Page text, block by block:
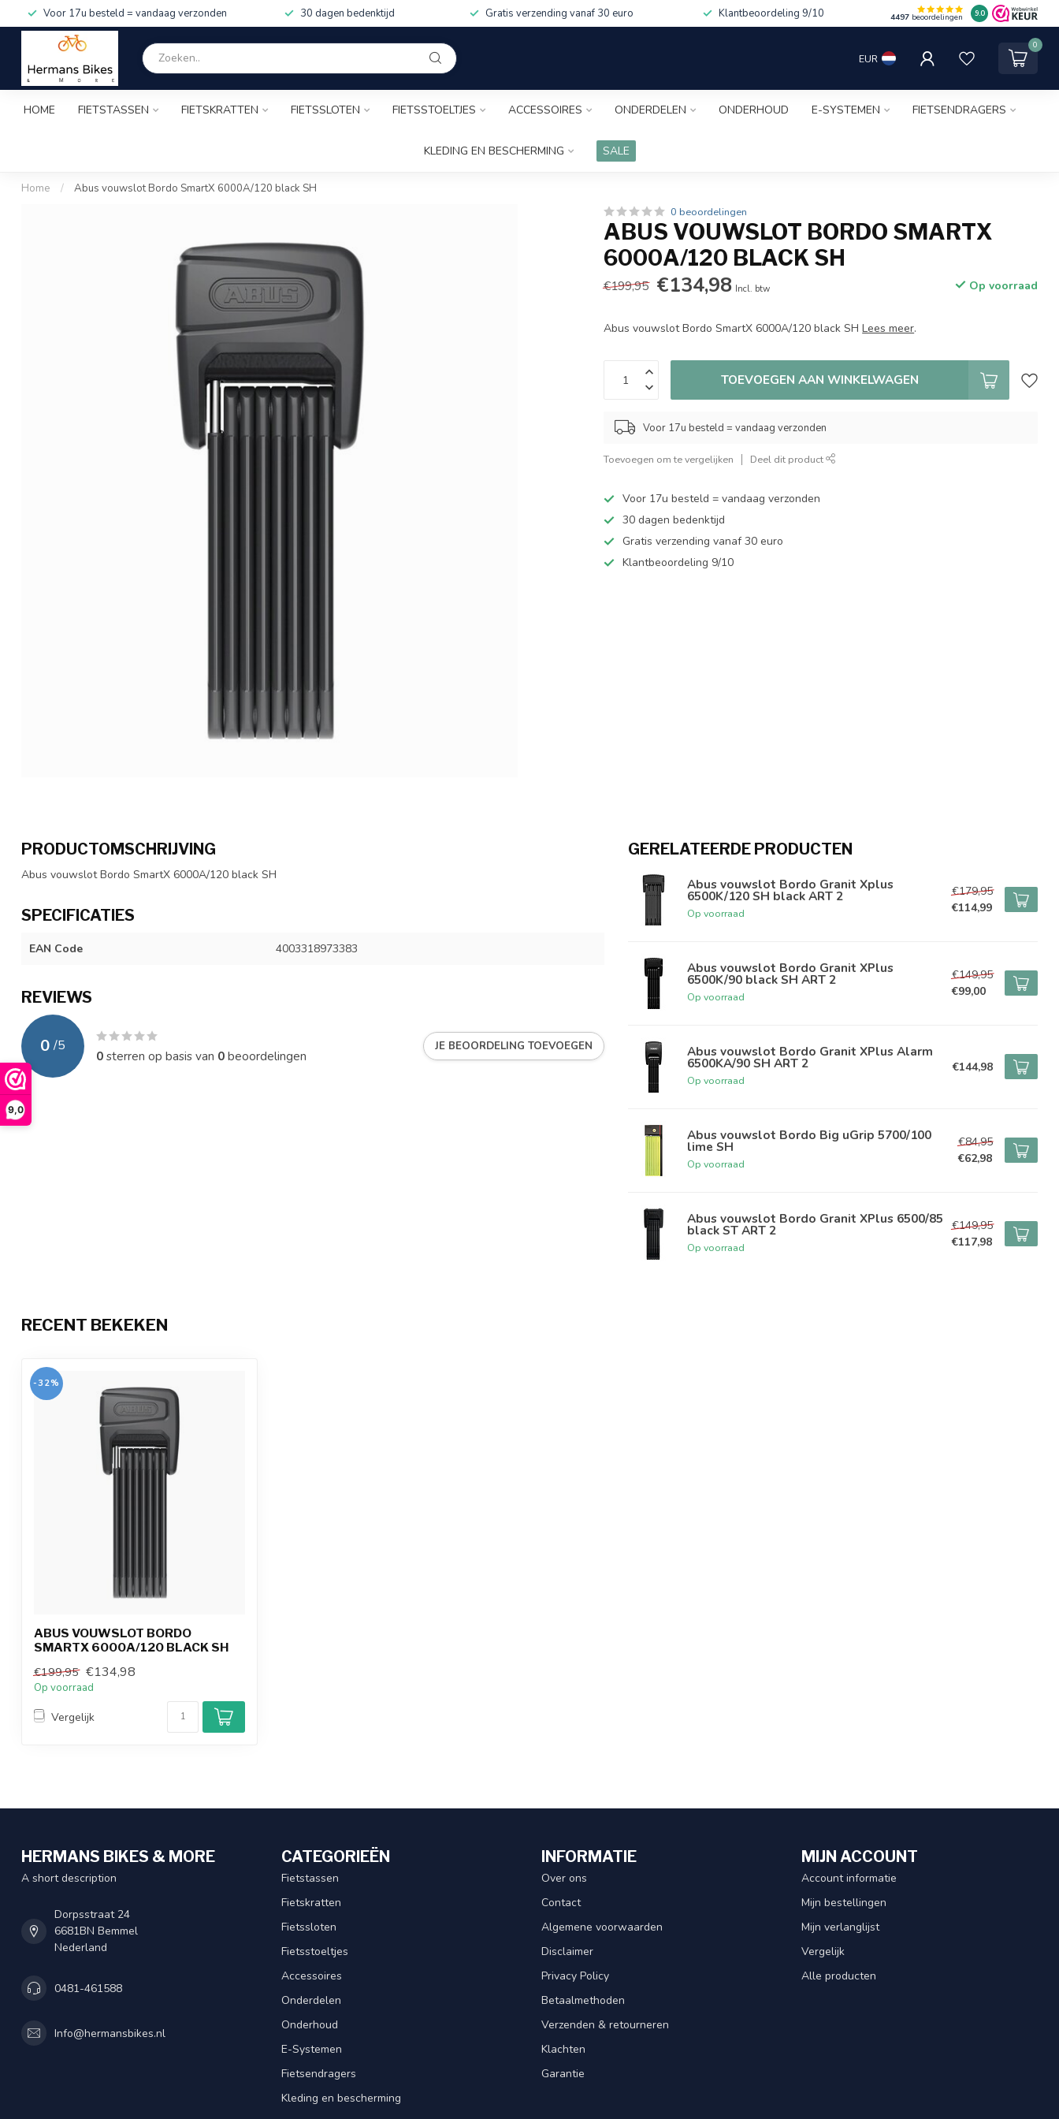
9,0
Voor 17u besteld = vandaag verzonden 30 dagen bedenktijd Gratis verzending vanaf 30 euro Klantbeoordeling 9/10 4497beoordelingen 9.0
EUR
0
HOME FIETSTASSEN FIETSKRATTEN FIETSSLOTEN FIETSSTOELTJES ACCESSOIRES ONDERDELEN ONDERHOUD E-SYSTEMEN FIETSENDRAGERS
KLEDING EN BESCHERMING SALE
Home / Abus vouwslot Bordo SmartX 6000A/120 black SH
0 beoordelingen
ABUS VOUWSLOT BORDO SMARTX
6000A/120 BLACK SH
€199,95 €134,98 Incl. btw Op voorraad
Abus vouwslot Bordo SmartX 6000A/120 black SHLees meer.
TOEVOEGEN AAN WINKELWAGEN
Voor 17u besteld = vandaag verzonden
Toevoegen om te vergelijken Deel dit product
Voor 17u besteld = vandaag verzonden
30 dagen bedenktijd
Gratis verzending vanaf 30 euro
Klantbeoordeling 9/10
PRODUCTOMSCHRIJVING
Abus vouwslot Bordo SmartX 6000A/120 black SH
SPECIFICATIES
EAN Code 4003318973383
REVIEWS
0 /5
0sterren op basis van 0beoordelingen
JE BEOORDELING TOEVOEGEN
GERELATEERDE PRODUCTEN
Abus vouwslot Bordo Granit Xplus
6500K/120 SH black ART 2
Op voorraad
€179,95
€114,99
Abus vouwslot Bordo Granit XPlus
6500K/90 black SH ART 2
Op voorraad
€149,95
€99,00
Abus vouwslot Bordo Granit XPlus Alarm
6500KA/90 SH ART 2
Op voorraad
€144,98
Abus vouwslot Bordo Big uGrip 5700/100
lime SH
Op voorraad
€84,95
€62,98
Abus vouwslot Bordo Granit XPlus 6500/85
black ST ART 2
Op voorraad
€149,95
€117,98
RECENT BEKEKEN
-32%
ABUS VOUWSLOT BORDO
SMARTX 6000A/120 BLACK SH
€199,95 €134,98
Op voorraad
Vergelijk
HERMANS BIKES & MORE
A short description
Dorpsstraat 24
6681BN Bemmel
Nederland
0481-461588
Info@hermansbikes.nl
CATEGORIEËN
Fietstassen
Fietskratten
Fietssloten
Fietsstoeltjes
Accessoires
Onderdelen
Onderhoud
E-Systemen
Fietsendragers
Kleding en bescherming
INFORMATIE
Over ons
Contact
Algemene voorwaarden
Disclaimer
Privacy Policy
Betaalmethoden
Verzenden & retourneren
Klachten
Garantie
MIJN ACCOUNT
Account informatie
Mijn bestellingen
Mijn verlanglijst
Vergelijk
Alle producten